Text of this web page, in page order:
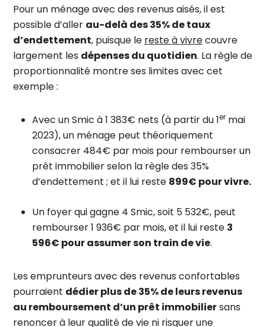
Pour un ménage avec des revenus aisés, il est
possible d’aller au-delà des 35% de taux
d’endettement, puisque le reste à vivrecouvre
largement les dépenses du quotidien. La règle de
proportionnalité montre ses limites avec cet
exemple :
Avec un Smic à 1 383€ nets (à partir du 1er mai
2023), un ménage peut théoriquement
consacrer 484€ par mois pour rembourser un
prêt immobilier selon la règle des 35%
d’endettement ; et il lui reste 899€ pour vivre.
Un foyer qui gagne 4 Smic, soit 5 532€, peut
rembourser 1 936€ par mois, et il lui reste 3
596€ pour assumer son train de vie.
Les emprunteurs avec des revenus confortables
pourraient dédier plus de 35% de leurs revenus
au remboursement d’un prêt immobiliersans
renoncer à leur qualité de vie ni risquer une